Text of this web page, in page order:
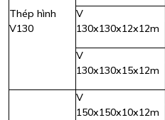
Thép hình
V130
V
130x130x12x12m
V
130x130x15x12m
V
150x150x10x12m